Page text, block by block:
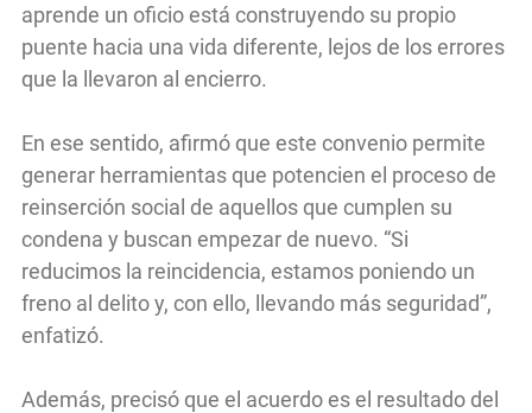
aprende un oficio está construyendo su propio
puente hacia una vida diferente, lejos de los errores
que la llevaron al encierro.
En ese sentido, afirmó que este convenio permite
generar herramientas que potencien el proceso de
reinserción social de aquellos que cumplen su
condena y buscan empezar de nuevo. “Si
reducimos la reincidencia, estamos poniendo un
freno al delito y, con ello, llevando más seguridad”,
enfatizó.
Además, precisó que el acuerdo es el resultado del